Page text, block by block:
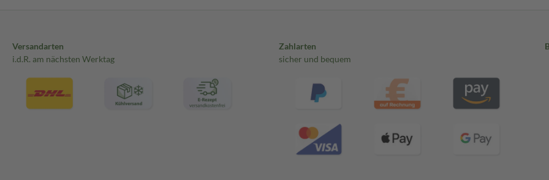
Versandarten
i.d.R. am nächsten Werktag
Zahlarten
sicher und bequem